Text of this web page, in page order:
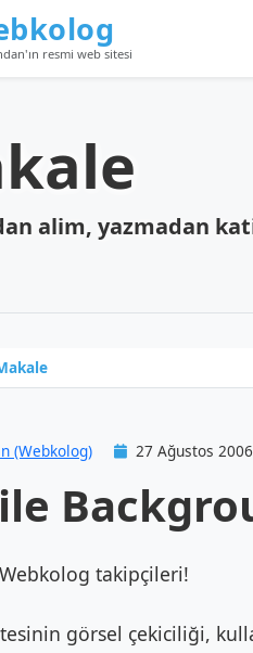
resmi web sitesi
alim, yazmadan
(Webkolog) 27 Ağustos
ile
takipçileri!
görsel çekiciliği,